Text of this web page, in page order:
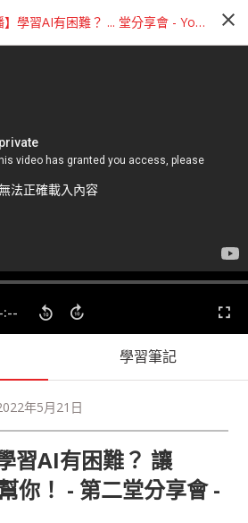
】學習AI有困難？ 讓Cupoy助教來幫你！
提高模型準確率，卻不知從何
以上的需求，歡迎來參加我們
時間！
記 會員(77) 課程介紹
【免費直播】學習AI有困難？ ... 堂分享會 - YouTube close
:--
法正確載入內容
學習筆記
年5月21日
習AI有困難？ 讓
你！ - 第二堂分享會 -